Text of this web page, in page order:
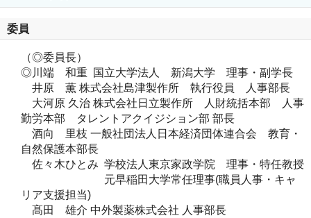
委員
（◎委員長）
◎川端 和重 国立大学法人 新潟大学 理事・副学長
井原 薫 株式会社島津製作所 執行役員 人事部長
大河原 久治 株式会社日立製作所 人財統括本部 人事
勤労本部 タレントアクイジション部 部長
酒向 里枝 一般社団法人日本経済団体連合会 教育・
自然保護本部長
佐々木ひとみ 学校法人東京家政学院 理事・特任教授
元早稲田大学常任理事(職員人事・キャ
リア支援担当)
髙田 雄介 中外製薬株式会社 人事部長